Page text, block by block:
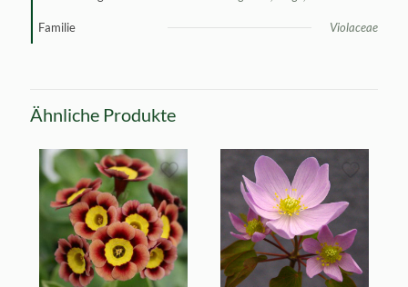
Familie Violaceae
Ähnliche Produkte